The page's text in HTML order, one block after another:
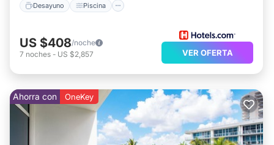
Desayuno Piscina
US $408/noche
7 noches - US $2,857 VER OFERTA
Ahorra con OneKey